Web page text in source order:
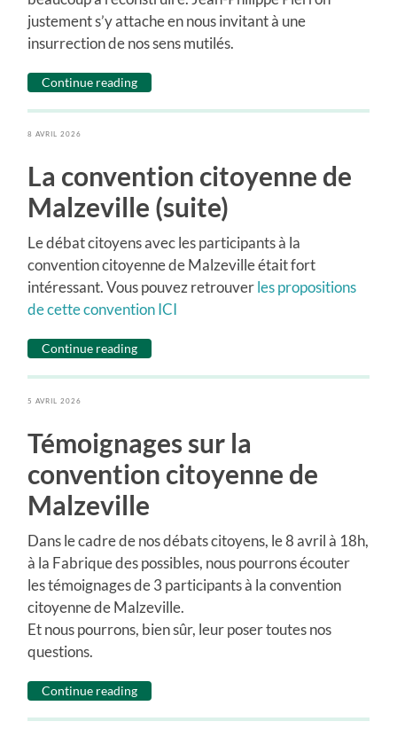
justement s’y attache en nous invitant à une
insurrection de nos sens mutilés.
Continue reading
8 AVRIL 2026
La convention citoyenne de
Malzeville (suite)
Le débat citoyens avec les participants à la
convention citoyenne de Malzeville était fort
intéressant. Vous pouvez retrouverles propositions
de cette convention ICI
Continue reading
5 AVRIL 2026
Témoignages sur la
convention citoyenne de
Malzeville
Dans le cadre de nos débats citoyens, le 8 avril à 18h,
à la Fabrique des possibles, nous pourrons écouter
les témoignages de 3 participants à la convention
citoyenne de Malzeville.
Et nous pourrons, bien sûr, leur poser toutes nos
questions.
Continue reading